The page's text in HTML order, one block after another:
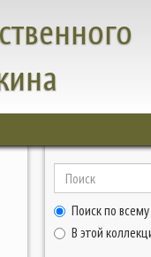
Поиск по
В этой